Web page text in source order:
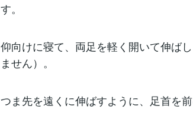
す。
仰向けに寝て、両足を軽く開いて伸ば
ません）。
つま先を遠くに伸ばすように、足首を前